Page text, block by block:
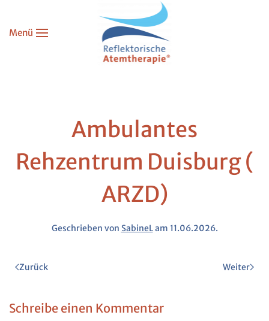
Zum Hauptinhalt springen
Menü
Ambulantes
Rehzentrum Duisburg (
ARZD)
Geschrieben von SabineLam 11.06.2026.
Zurück Weiter
Schreibe einen Kommentar